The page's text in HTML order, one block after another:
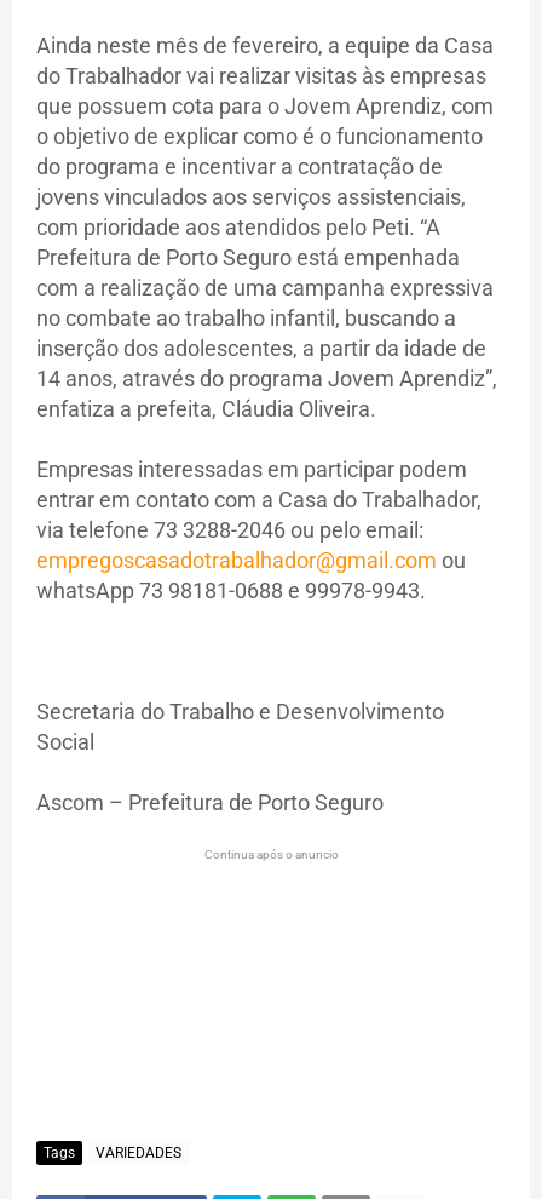
Ainda neste mês de fevereiro, a equipe da Casa
do Trabalhador vai realizar visitas às empresas
que possuem cota para o Jovem Aprendiz, com
o objetivo de explicar como é o funcionamento
do programa e incentivar a contratação de
jovens vinculados aos serviços assistenciais,
com prioridade aos atendidos pelo Peti. “A
Prefeitura de Porto Seguro está empenhada
com a realização de uma campanha expressiva
no combate ao trabalho infantil, buscando a
inserção dos adolescentes, a partir da idade de
14 anos, através do programa Jovem Aprendiz”,
enfatiza a prefeita, Cláudia Oliveira.
Empresas interessadas em participar podem
entrar em contato com a Casa do Trabalhador,
via telefone 73 3288-2046 ou pelo email:
empregoscasadotrabalhador@gmail.com ou
whatsApp 73 98181-0688 e 99978-9943.
Secretaria do Trabalho e Desenvolvimento
Social
Ascom – Prefeitura de Porto Seguro
Continua após o anuncio
Tags VARIEDADES